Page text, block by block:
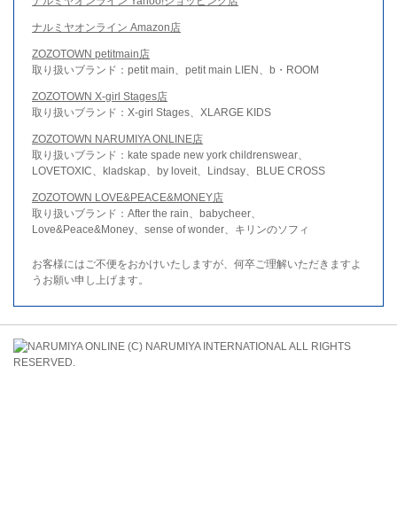
ナルミヤオンライン Amazon店
ZOZOTOWN petitmain店
取り扱いブランド：petit main、petit main LIEN、b・ROOM
ZOZOTOWN X-girl Stages店
取り扱いブランド：X-girl Stages、XLARGE KIDS
ZOZOTOWN NARUMIYA ONLINE店
取り扱いブランド：kate spade new york childrenswear、
LOVETOXIC、kladskap、by loveit、Lindsay、BLUE CROSS
ZOZOTOWN LOVE&PEACE&MONEY店
取り扱いブランド：After the rain、babycheer、
Love&Peace&Money、sense of wonder、キリンのソフィ
お客様にはご不便をおかけいたしますが、何卒ご理解いただきますよ
うお願い申し上げます。